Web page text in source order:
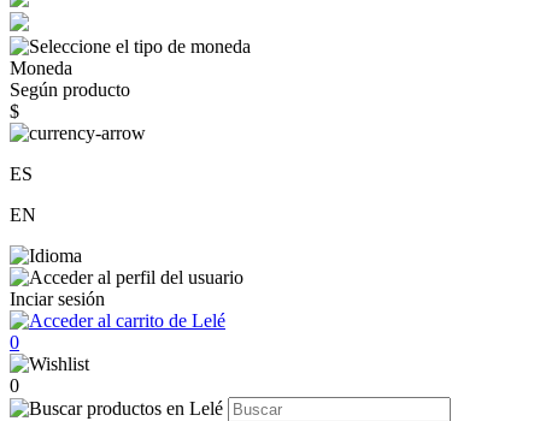
Moneda
Según producto
$
ES
EN
Inciar sesión
0
0